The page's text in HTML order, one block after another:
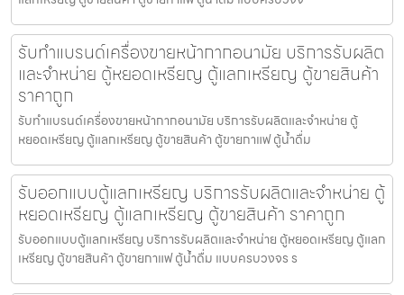
รับทำแบรนด์เครื่องขายหน้ากากอนามัย บริการรับผลิต
และจำหน่าย ตู้หยอดเหรียญ ตู้แลกเหรียญ ตู้ขายสินค้า
ราคาถูก
รับทำแบรนด์เครื่องขายหน้ากากอนามัย บริการรับผลิตและจำหน่าย ตู้
หยอดเหรียญ ตู้แลกเหรียญ ตู้ขายสินค้า ตู้ขายกาแฟ ตู้น้ำดื่ม
รับออกแบบตู้แลกเหรียญ บริการรับผลิตและจำหน่าย ตู้
หยอดเหรียญ ตู้แลกเหรียญ ตู้ขายสินค้า ราคาถูก
รับออกแบบตู้แลกเหรียญ บริการรับผลิตและจำหน่าย ตู้หยอดเหรียญ ตู้แลก
เหรียญ ตู้ขายสินค้า ตู้ขายกาแฟ ตู้น้ำดื่ม แบบครบวงจร ร